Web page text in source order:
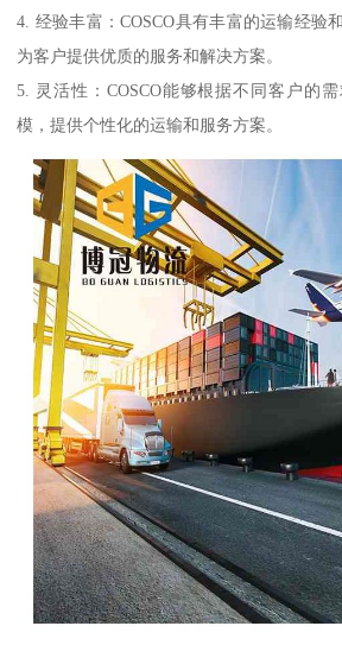
4. 经验丰富：COSCO具有丰富的运输经验
为客户提供优质的服务和解决方案。
5. 灵活性：COSCO能够根据不同客户的
模，提供个性化的运输和服务方案。